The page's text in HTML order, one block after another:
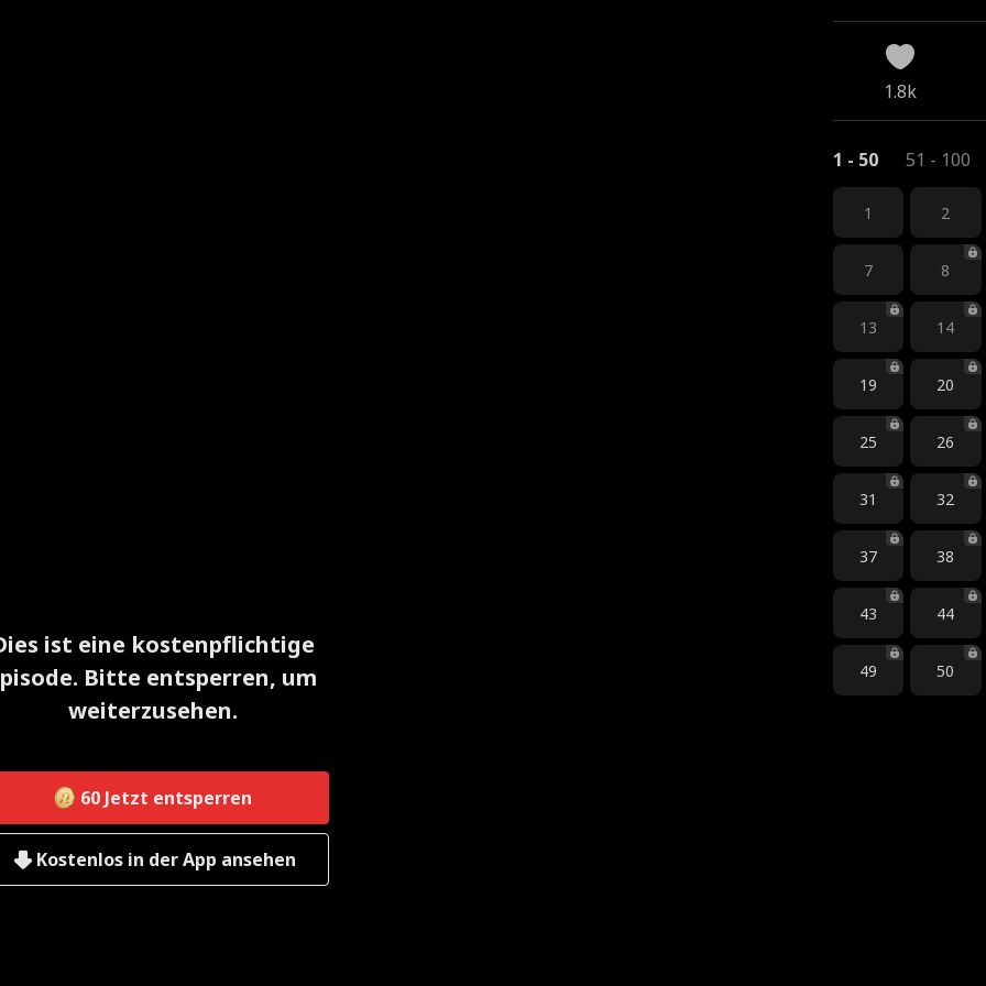
ist eine kostenpflichtige
Bitte entsperren, um
weiterzusehen.
60 Jetzt entsperren
Kostenlos in der App ansehen
1.8k
1 - 50 51 - 100
1 2
7 8
13 14
19 20
25 26
31 32
37 38
43 44
49 50